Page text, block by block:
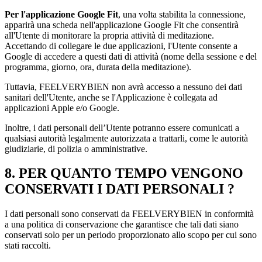
Per l'applicazione Google Fit, una volta stabilita la connessione,
apparirà una scheda nell'applicazione Google Fit che consentirà
all'Utente di monitorare la propria attività di meditazione.
Accettando di collegare le due applicazioni, l'Utente consente a
Google di accedere a questi dati di attività (nome della sessione e del
programma, giorno, ora, durata della meditazione).
Tuttavia, FEELVERYBIEN non avrà accesso a nessuno dei dati
sanitari dell'Utente, anche se l'Applicazione è collegata ad
applicazioni Apple e/o Google.
Inoltre, i dati personali dell’Utente potranno essere comunicati a
qualsiasi autorità legalmente autorizzata a trattarli, come le autorità
giudiziarie, di polizia o amministrative.
8. PER QUANTO TEMPO VENGONO
CONSERVATI I DATI PERSONALI ?
I dati personali sono conservati da FEELVERYBIEN in conformità
a una politica di conservazione che garantisce che tali dati siano
conservati solo per un periodo proporzionato allo scopo per cui sono
stati raccolti.